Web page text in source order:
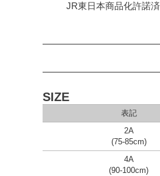
JR東日本商品化許諾済
SIZE
表記
2A
(75-85cm)
4A
(90-100cm)